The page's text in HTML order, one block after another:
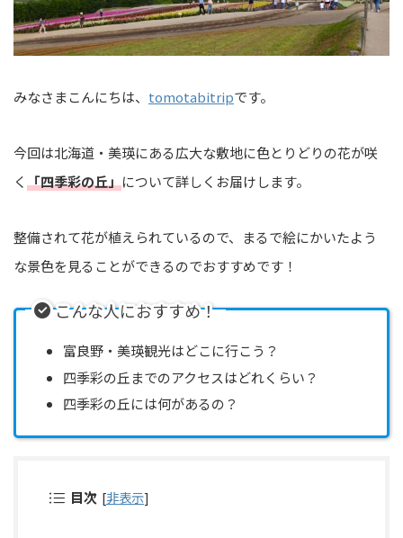
みなさまこんにちは、 tomotabitripです。
今回は北海道・美瑛にある広大な敷地に色とりどりの花が咲
く「四季彩の丘」について詳しくお届けします。
整備されて花が植えられているので、まるで絵にかいたよう
な景色を見ることができるのでおすすめです！
こんな人におすすめ！
富良野・美瑛観光はどこに行こう？
四季彩の丘までのアクセスはどれくらい？
四季彩の丘には何があるの？
目次 [非表示]